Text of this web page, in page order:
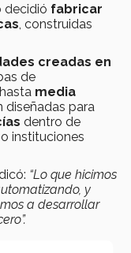
decidió fabricar
, construidas
creadas en
de
media
diseñadas para
dentro de
instituciones
“Lo que hicimos
y
a desarrollar